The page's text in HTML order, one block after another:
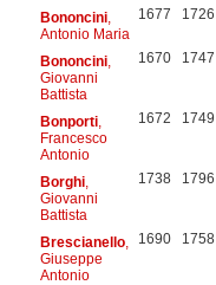
Bononcini,
Antonio Maria
1677 1726
Bononcini,
Giovanni
Battista
1670 1747
Bonporti,
Francesco
Antonio
1672 1749
Borghi,
Giovanni
Battista
1738 1796
Brescianello,
Giuseppe
Antonio
1690 1758